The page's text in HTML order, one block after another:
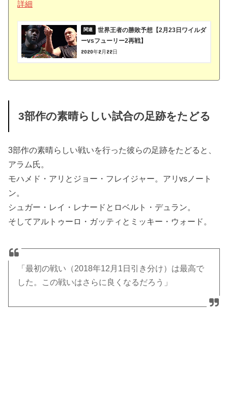
詳細
世界王者の勝敗予想【2月23日ワイルダ
ーvsフューリー2再戦】
2020年2月22日
3部作の素晴らしい試合の足跡をたどる
3部作の素晴らしい戦いを行った彼らの足跡をたどると、
アラム氏。
モハメド・アリとジョー・フレイジャー。アリvsノート
ン。
シュガー・レイ・レナードとロベルト・デュラン。
そしてアルトゥーロ・ガッティとミッキー・ウォード。
「最初の戦い（2018年12月1日引き分け）は最高で
した。この戦いはさらに良くなるだろう」